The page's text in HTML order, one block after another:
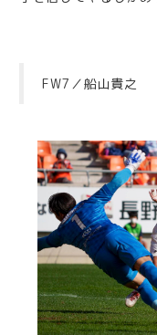
FW7／船山貴之